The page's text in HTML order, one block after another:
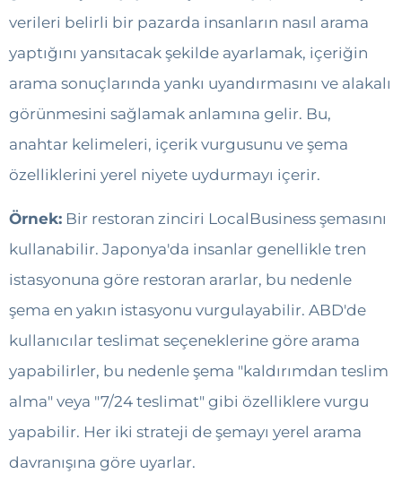
verileri belirli bir pazarda insanların nasıl arama
yaptığını yansıtacak şekilde ayarlamak, içeriğin
arama sonuçlarında yankı uyandırmasını ve alakalı
görünmesini sağlamak anlamına gelir. Bu,
anahtar kelimeleri, içerik vurgusunu ve şema
özelliklerini yerel niyete uydurmayı içerir.
Örnek: Bir restoran zinciri LocalBusiness şemasını
kullanabilir. Japonya'da insanlar genellikle tren
istasyonuna göre restoran ararlar, bu nedenle
şema en yakın istasyonu vurgulayabilir. ABD'de
kullanıcılar teslimat seçeneklerine göre arama
yapabilirler, bu nedenle şema "kaldırımdan teslim
alma" veya "7/24 teslimat" gibi özelliklere vurgu
yapabilir. Her iki strateji de şemayı yerel arama
davranışına göre uyarlar.